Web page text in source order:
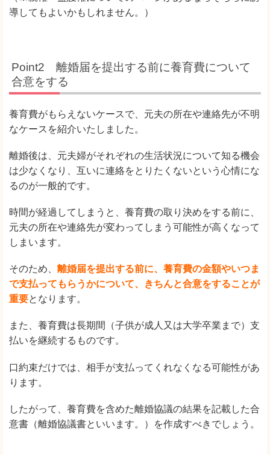
導してもよいかもしれません。）
Point2 離婚届を提出する前に養育費について
合意をする
養育費がもらえないケースで、元夫の所在や連絡先が不明
なケースを紹介いたしました。
離婚後は、元夫婦がそれぞれの生活状況について知る機会
は少なくなり、互いに連絡をとりたくないという心情にな
るのが一般的です。
時間が経過してしまうと、養育費の取り決めをする前に、
元夫の所在や連絡先が変わってしまう可能性が高くなって
しまいます。
そのため、 離婚届を提出する前に、養育費の金額やいつま
で支払ってもらうかについて、きちんと合意をすることが
重要となります。
また、養育費は長期間（子供が成人又は大学卒業まで）支
払いを継続するものです。
口約束だけでは、相手が支払ってくれなくなる可能性があ
ります。
したがって、養育費を含めた離婚協議の結果を記載した合
意書（離婚協議書といいます。）を作成すべきでしょう。